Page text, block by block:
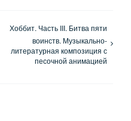
Хоббит. Часть III. Битва пяти
воинств. Музыкально-
литературная композиция с
песочной анимацией